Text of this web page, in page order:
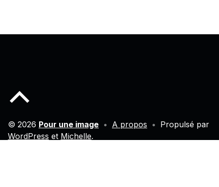
© 2026 Pour une image • A propos • Propulsé par
WordPress et Michelle.